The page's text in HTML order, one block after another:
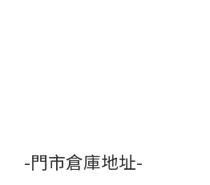
-門市倉庫地址-